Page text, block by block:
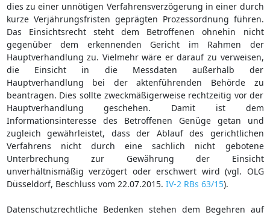
dies zu einer unnötigen Verfahrensverzögerung in einer durch
kurze Verjährungsfristen geprägten Prozessordnung führen.
Das Einsichtsrecht steht dem Betroffenen ohnehin nicht
gegenüber dem erkennenden Gericht im Rahmen der
Hauptverhandlung zu. Vielmehr wäre er darauf zu verweisen,
die Einsicht in die Messdaten außerhalb der
Hauptverhandlung bei der aktenführenden Behörde zu
beantragen. Dies sollte zweckmäßigerweise rechtzeitig vor der
Hauptverhandlung geschehen. Damit ist dem
Informationsinteresse des Betroffenen Genüge getan und
zugleich gewährleistet, dass der Ablauf des gerichtlichen
Verfahrens nicht durch eine sachlich nicht gebotene
Unterbrechung zur Gewährung der Einsicht
unverhältnismäßig verzögert oder erschwert wird (vgl. OLG
Düsseldorf, Beschluss vom 22.07.2015. IV-2 RBs 63/15).
Datenschutzrechtliche Bedenken stehen dem Begehren auf